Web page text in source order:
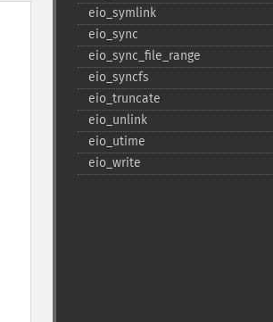
eio_​symlink
eio_​sync
eio_​sync_​file_​range
eio_​syncfs
eio_​truncate
eio_​unlink
eio_​utime
eio_​write